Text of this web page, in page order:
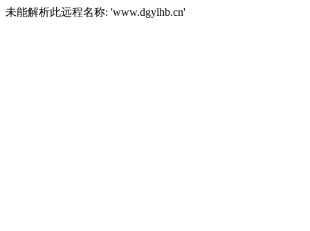
未能解析此远程名称: 'www.dgylhb.cn'